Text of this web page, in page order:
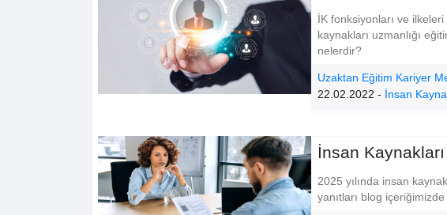
İK fonksiyonları ve
kaynakları uzmanlığı
nelerdir?
Uzaktan Eğitim Kariyer
22.02.2022 - İnsan
İnsan
2025 yılında insan
yanıtları blog